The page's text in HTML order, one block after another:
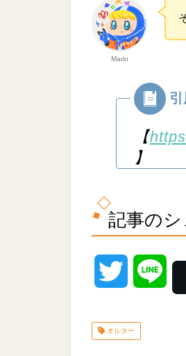
Marin
【
】
記事の
i
オルター